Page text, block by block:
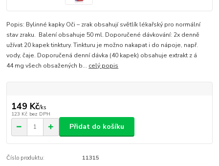
Popis: Bylinné kapky Oči – zrak obsahují světlík lékařský pro normální
stav zraku. Balení obsahuje 50 ml. Doporučené dávkování: 2x denně
užívat 20 kapek tinktury. Tinkturu je možno nakapat i do nápoje, např.
vody, čaje. Doporučená denní dávka (40 kapek) obsahuje extrakt z á
44 mg všech obsažených b... celý popis
149 Kč/ks
123 Kč bez DPH
Přidat do košíku
Číslo produktu: 11315